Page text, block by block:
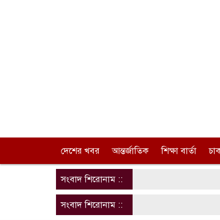
দেশের খবর আন্তর্জাতিক শিক্ষা বার্তা
সংবাদ শিরোনাম ::
সংবাদ শিরোনাম ::